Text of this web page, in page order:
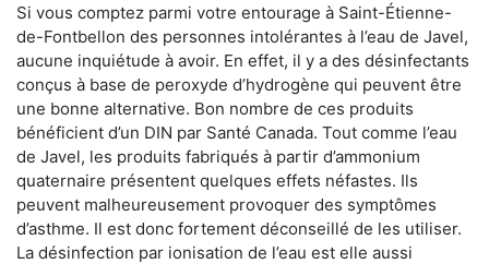
Si vous comptez parmi votre entourage à Saint-Étienne-
de-Fontbellon des personnes intolérantes à l’eau de Javel,
aucune inquiétude à avoir. En effet, il y a des désinfectants
conçus à base de peroxyde d’hydrogène qui peuvent être
une bonne alternative. Bon nombre de ces produits
bénéficient d’un DIN par Santé Canada. Tout comme l’eau
de Javel, les produits fabriqués à partir d’ammonium
quaternaire présentent quelques effets néfastes. Ils
peuvent malheureusement provoquer des symptômes
d’asthme. Il est donc fortement déconseillé de les utiliser.
La désinfection par ionisation de l’eau est elle aussi